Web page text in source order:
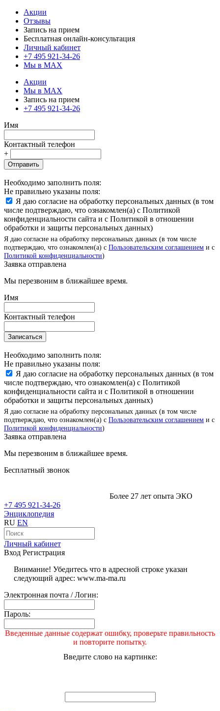
Акции
Отзывы
Запись на прием
Бесплатная онлайн-консультация
Личный кабинет
+7 495 921-34-26
Мы в MAX
Акции
Мы в MAX
Запись на прием
+7 495 921-34-26
Имя
Контактный телефон
+
Отправить
Необходимо заполнить поля:
Не правильно указаны поля:
Я даю согласие на обработку персональных данных (в том
числе подтверждаю, что ознакомлен(а) с Политикой
конфиденциальности сайта и с Политикой в отношении
обработки и защиты персональных данных)
Я даю согласие на обработку персональных данных (в том числе
подтверждаю, что ознакомлен(а) с Пользовательским соглашением и с
Политикой конфиденциальности)
Заявка отправлена
Мы перезвоним в ближайшее время.
Имя
Контактный телефон
Записаться
Необходимо заполнить поля:
Не правильно указаны поля:
Я даю согласие на обработку персональных данных (в том
числе подтверждаю, что ознакомлен(а) с Политикой
конфиденциальности сайта и с Политикой в отношении
обработки и защиты персональных данных)
Я даю согласие на обработку персональных данных (в том числе
подтверждаю, что ознакомлен(а) с Пользовательским соглашением и с
Политикой конфиденциальности)
Заявка отправлена
Мы перезвоним в ближайшее время.
Бесплатный звонок
Более 27 лет опыта ЭКО
+7 495 921-34-26
Энциклопедия
RU EN
Личный кабинет
Вход Регистрация
Внимание! Убедитесь что в адресной строке указан
следующий адрес: www.ma-ma.ru
Электронная почта / Логин:
Пароль:
Введенные данные содержат ошибку, проверьте правильность
и повторите попытку.
Введите слово на картинке: